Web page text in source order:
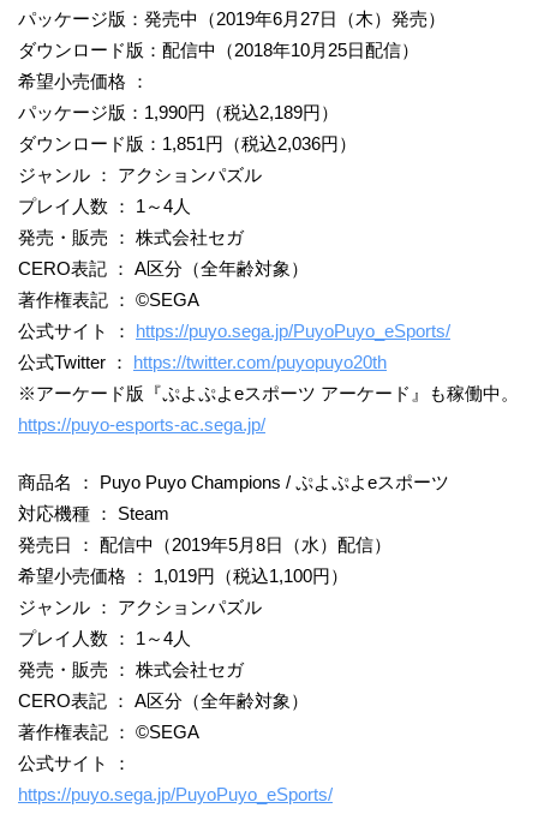
パッケージ版：発売中（2019年6月27日（木）発売）
ダウンロード版：配信中（2018年10月25日配信）
希望小売価格 ：
パッケージ版：1,990円（税込2,189円）
ダウンロード版：1,851円（税込2,036円）
ジャンル ： アクションパズル
プレイ人数 ： 1～4人
発売・販売 ： 株式会社セガ
CERO表記 ： A区分（全年齢対象）
著作権表記 ： ©SEGA
公式サイト ： https://puyo.sega.jp/PuyoPuyo_eSports/
公式Twitter ： https://twitter.com/puyopuyo20th
※アーケード版『ぷよぷよeスポーツ アーケード』も稼働中。
https://puyo-esports-ac.sega.jp/
商品名 ： Puyo Puyo Champions / ぷよぷよeスポーツ
対応機種 ： Steam
発売日 ： 配信中（2019年5月8日（水）配信）
希望小売価格 ： 1,019円（税込1,100円）
ジャンル ： アクションパズル
プレイ人数 ： 1～4人
発売・販売 ： 株式会社セガ
CERO表記 ： A区分（全年齢対象）
著作権表記 ： ©SEGA
公式サイト ：
https://puyo.sega.jp/PuyoPuyo_eSports/